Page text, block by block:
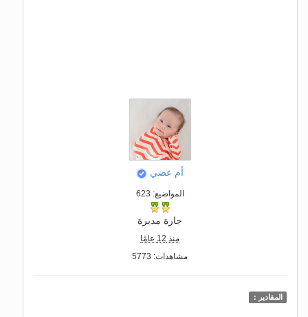
أم عضي
المواضيع: 623
جارة مديرة
منذ 12 عامًا
مشاهدات: 5773
المقادير :